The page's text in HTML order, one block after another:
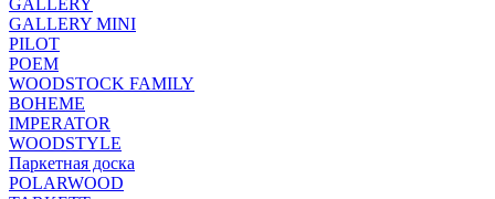
GALLERY
GALLERY MINI
PILOT
POEM
WOODSTOCK FAMILY
BOHEME
IMPERATOR
WOODSTYLE
Паркетная доска
POLARWOOD